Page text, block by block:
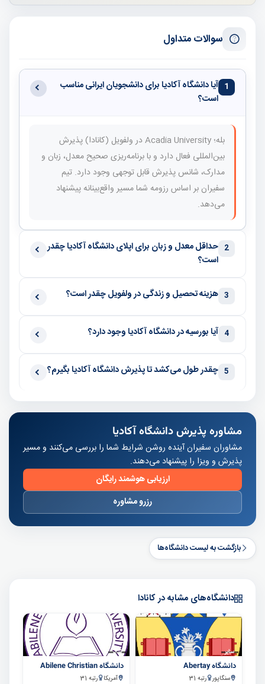
سوالات متداول
1 آیا دانشگاه آکادیا برای دانشجویان ایرانی مناسب
است؟
بله؛ Acadia University در ولفویل (کانادا) پذیرش
بین‌المللی فعال دارد و با برنامه‌ریزی صحیح معدل، زبان و
مدارک، شانس پذیرش قابل توجهی وجود دارد. تیم
سفیران بر اساس رزومه شما مسیر واقع‌بینانه پیشنهاد
می‌دهد.
2 حداقل معدل و زبان برای اپلای دانشگاه آکادیا چقدر
است؟
3 هزینه تحصیل و زندگی در ولفویل چقدر است؟
4 آیا بورسیه در دانشگاه آکادیا وجود دارد؟
5 چقدر طول می‌کشد تا پذیرش دانشگاه آکادیا بگیرم؟
مشاوره پذیرش دانشگاه آکادیا
مشاوران سفیران آینده روشن شرایط شما را بررسی می‌کنند و مسیر
پذیرش و ویزا را پیشنهاد می‌دهند.
ارزیابی هوشمند رایگان
رزرو مشاوره
بازگشت به لیست دانشگاه‌ها
دانشگاه‌های مشابه در کانادا
سایر
دانشگاه Abertay
سنگاپور رتبه 31
سایر
دانشگاه Abilene Christian
آمریکا رتبه 31